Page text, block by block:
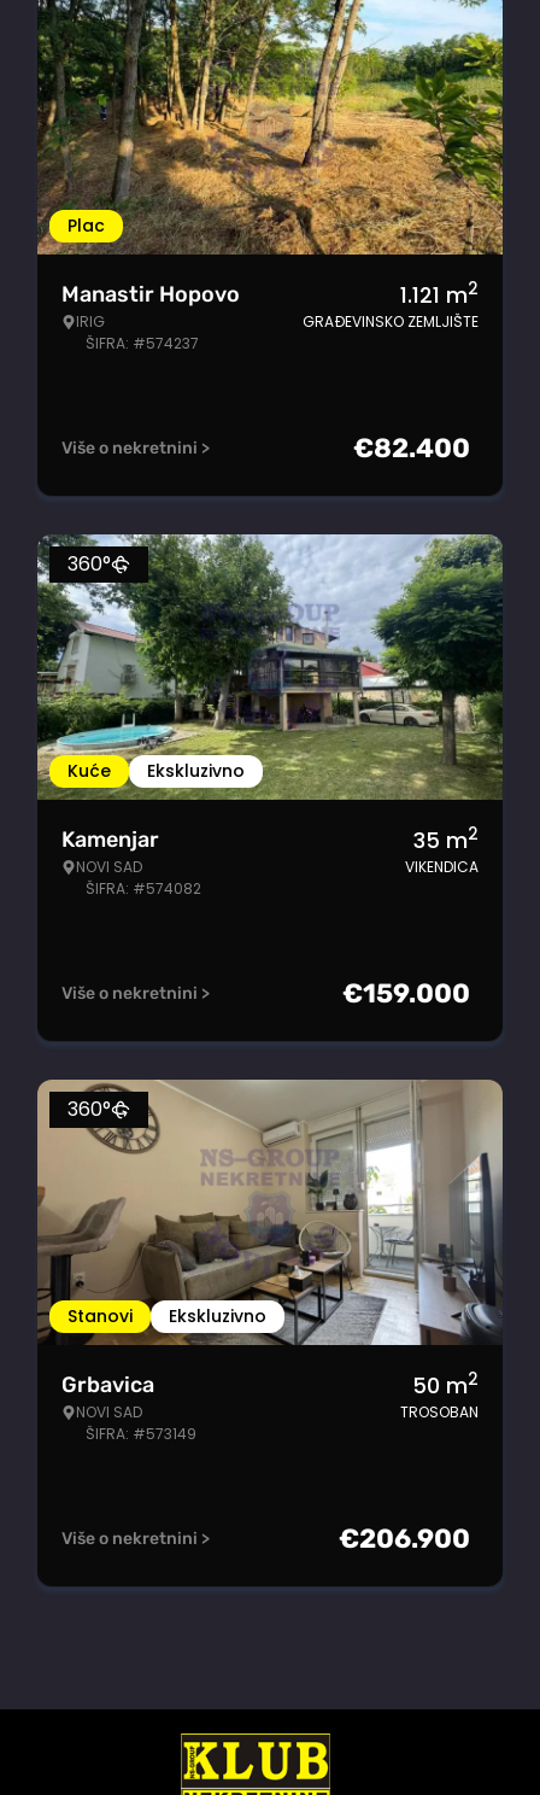
Plac
Manastir Hopovo
IRIG
ŠIFRA: #574237
1.121 m2
GRAĐEVINSKO ZEMLJIŠTE
Više o nekretnini > €82.400
Kuće Ekskluzivno
360°
Kamenjar
NOVI SAD
ŠIFRA: #574082
35 m2
VIKENDICA
Više o nekretnini > €159.000
Stanovi Ekskluzivno
360°
Grbavica
NOVI SAD
ŠIFRA: #573149
50 m2
TROSOBAN
Više o nekretnini > €206.900